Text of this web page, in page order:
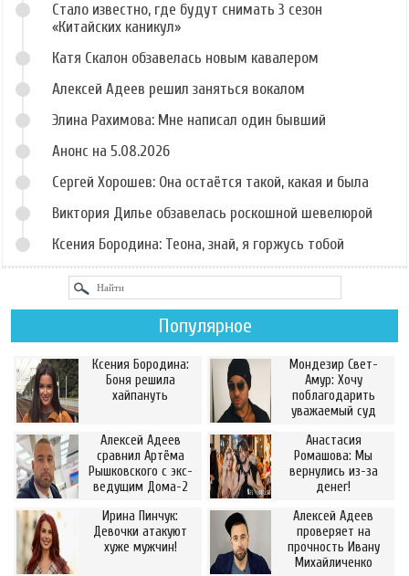
Стало известно, где будут снимать 3 сезон
«Китайских каникул»
Катя Скалон обзавелась новым кавалером
Алексей Адеев решил заняться вокалом
Элина Рахимова: Мне написал один бывший
Анонс на 5.08.2026
Сергей Хорошев: Она остаётся такой, какая и была
Виктория Дилье обзавелась роскошной шевелюрой
Ксения Бородина: Теона, знай, я горжусь тобой
Популярное
Ксения Бородина:
Боня решила
хайпануть
Мондезир Свет-
Амур: Хочу
поблагодарить
уважаемый суд
Алексей Адеев
сравнил Артёма
Рышковского с экс-
ведущим Дома-2
Анастасия
Ромашова: Мы
вернулись из-за
денег!
Ирина Пинчук:
Девочки атакуют
хуже мужчин!
Алексей Адеев
проверяет на
прочность Ивану
Михайличенко